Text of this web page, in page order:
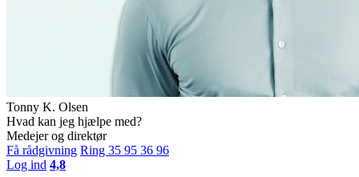
Tonny K. Olsen
Hvad kan jeg hjælpe med?
Medejer og direktør
Få rådgivning Ring 35 95 36 96
Log ind 4,8